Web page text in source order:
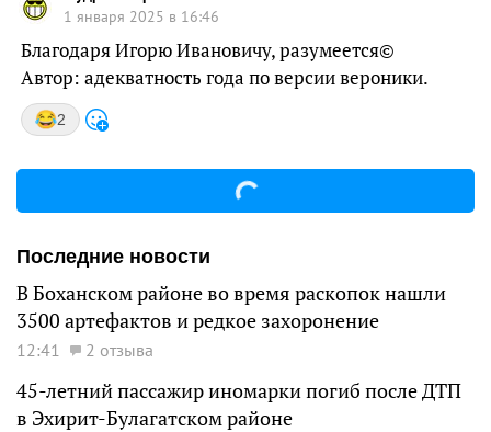
1 января 2025 в 16:46
Благодаря Игорю Ивановичу, разумеется©
Автор: адекватность года по версии вероники.
2
Последние новости
В Боханском районе во время раскопок нашли
3500 артефактов и редкое захоронение
12:41 2 отзыва
45-летний пассажир иномарки погиб после ДТП
в Эхирит-Булагатском районе